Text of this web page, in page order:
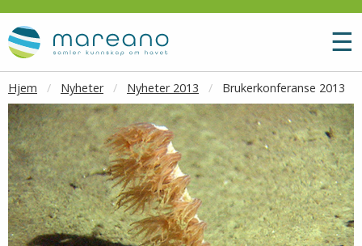
Gå til hovedinnhold
☰
Hjem Nyheter Nyheter 2013 Brukerkonferanse 2013